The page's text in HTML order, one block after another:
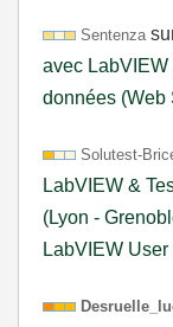
Sentenza
avec
données (Web
Solutest-
LabVIEW &
(Lyon -
LabVIEW